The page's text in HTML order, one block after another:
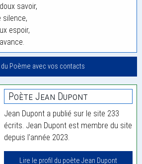
savoir,
silence,
espoir,
du Poème avec vos contacts
Poète Jean Dupont
Jean Dupont a publié sur le site 233
écrits. Jean Dupont est membre du site
depuis l'année 2023.
Lire le profil du poète Jean Dupont